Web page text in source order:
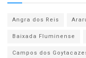
Angra dos Reis
Baixada Fluminense
Campos dos